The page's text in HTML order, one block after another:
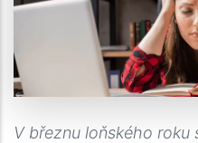
V březnu loňského